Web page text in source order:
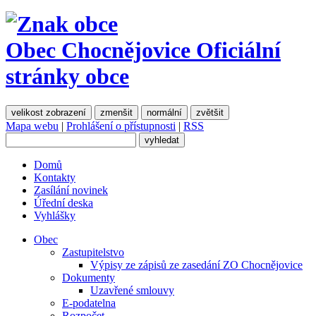
Obec Chocnějovice Oficiální
stránky obce
velikost zobrazení zmenšit normální zvětšit
Mapa webu | Prohlášení o přístupnosti | RSS
Domů
Kontakty
Zasílání novinek
Úřední deska
Vyhlášky
Obec
Zastupitelstvo
Výpisy ze zápisů ze zasedání ZO Chocnějovice
Dokumenty
Uzavřené smlouvy
E-podatelna